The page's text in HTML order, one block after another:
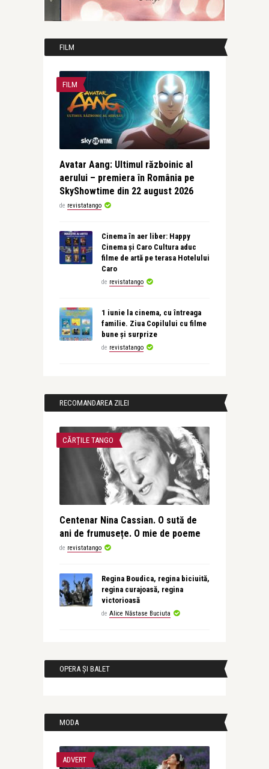
FILM
FILM
Avatar Aang: Ultimul războinic al
aerului – premiera în România pe
SkyShowtime din 22 august 2026
de revistatango
Cinema în aer liber: Happy
Cinema și Caro Cultura aduc
filme de artă pe terasa Hotelului
Caro
de revistatango
1 iunie la cinema, cu întreaga
familie. Ziua Copilului cu filme
bune și surprize
de revistatango
RECOMANDAREA ZILEI
CĂRȚILE TANGO
Centenar Nina Cassian. O sută de
ani de frumusețe. O mie de poeme
de revistatango
Regina Boudica, regina biciuită,
regina curajoasă, regina
victorioasă
de Alice Năstase Buciuta
OPERA ȘI BALET
MODA
ADVERT